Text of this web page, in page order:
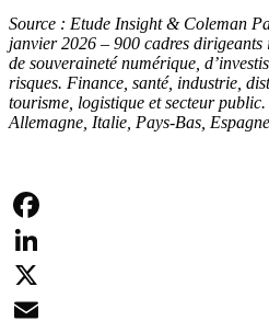
Source : Etude Insight & Coleman
janvier 2026 – 900 cadres dirigeants
de souveraineté numérique,
risques. Finance, santé, industrie,
tourisme, logistique et secteur
Allemagne, Italie, Pays-Bas,
Facebook
LinkedIn
X